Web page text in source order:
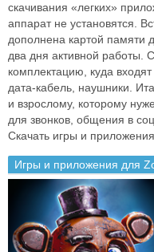
скачивания «легких»
аппарат не установятся.
дополнена картой памяти
два дня активной работы.
комплектацию, куда
дата-кабель, наушники.
и взрослому, которому
для звонков, общения в
Скачать игры и
Игры и приложения для